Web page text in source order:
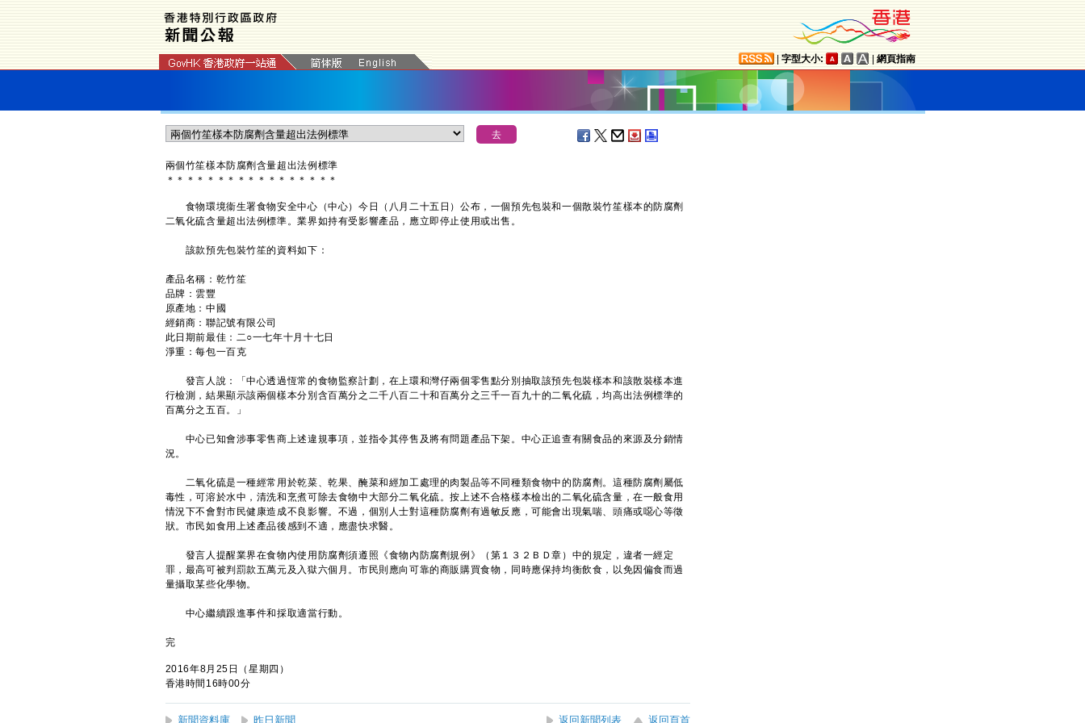
字型大小: 網頁指南
兩個竹笙樣本防腐劑含量超出法例標準
＊ ＊ ＊ ＊ ＊ ＊ ＊ ＊ ＊ ＊ ＊ ＊ ＊ ＊ ＊ ＊ ＊
食物環境衞生署食物安全中心（中心）今日（八月二十五日）公布，一個預先包裝和一個散裝竹笙樣本的防腐劑
二氧化硫含量超出法例標準。業界如持有受影響產品，應立即停止使用或出售。
該款預先包裝竹笙的資料如下：
產品名稱：乾竹笙
品牌：雲豐
原產地：中國
經銷商：聯記號有限公司
此日期前最佳：二○一七年十月十七日
淨重：每包一百克
發言人說：「中心透過恆常的食物監察計劃，在上環和灣仔兩個零售點分別抽取該預先包裝樣本和該散裝樣本進
行檢測，結果顯示該兩個樣本分別含百萬分之二千八百二十和百萬分之三千一百九十的二氧化硫，均高出法例標準的
百萬分之五百。」
中心已知會涉事零售商上述違規事項，並指令其停售及將有問題產品下架。中心正追查有關食品的來源及分銷情
況。
二氧化硫是一種經常用於乾菜、乾果、醃菜和經加工處理的肉製品等不同種類食物中的防腐劑。這種防腐劑屬低
毒性，可溶於水中，清洗和烹煮可除去食物中大部分二氧化硫。按上述不合格樣本檢出的二氧化硫含量，在一般食用
情況下不會對市民健康造成不良影響。不過，個別人士對這種防腐劑有過敏反應，可能會出現氣喘、頭痛或噁心等徵
狀。市民如食用上述產品後感到不適，應盡快求醫。
發言人提醒業界在食物內使用防腐劑須遵照《食物內防腐劑規例》（第１３２ＢＤ章）中的規定，違者一經定
罪，最高可被判罰款五萬元及入獄六個月。市民則應向可靠的商販購買食物，同時應保持均衡飲食，以免因偏食而過
量攝取某些化學物。
中心繼續跟進事件和採取適當行動。
完
2016年8月25日（星期四）
香港時間16時00分
新聞資料庫 昨日新聞 返回新聞列表 返回頁首